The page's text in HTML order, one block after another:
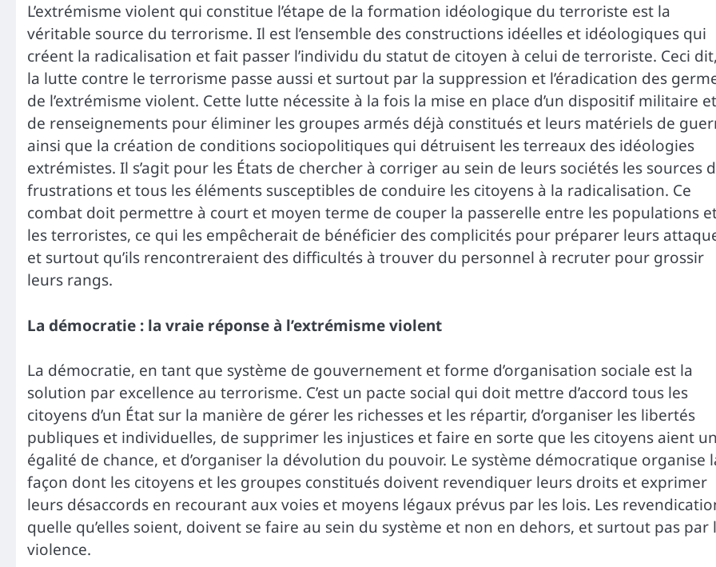
L’extrémisme violent qui constitue l’étape de la formation idéologique du terroriste est la
véritable source du terrorisme. Il est l’ensemble des constructions idéelles et idéologiques qui
créent la radicalisation et fait passer l’individu du statut de citoyen à celui de terroriste. Ceci dit,
la lutte contre le terrorisme passe aussi et surtout par la suppression et l’éradication des
de l’extrémisme violent. Cette lutte nécessite à la fois la mise en place d’un dispositif militaire et
de renseignements pour éliminer les groupes armés déjà constitués et leurs matériels de
ainsi que la création de conditions sociopolitiques qui détruisent les terreaux des idéologies
extrémistes. Il s’agit pour les États de chercher à corriger au sein de leurs sociétés les sources
frustrations et tous les éléments susceptibles de conduire les citoyens à la radicalisation. Ce
combat doit permettre à court et moyen terme de couper la passerelle entre les populations
les terroristes, ce qui les empêcherait de bénéficier des complicités pour préparer leurs
et surtout qu’ils rencontreraient des difficultés à trouver du personnel à recruter pour grossir
leurs rangs.
La démocratie : la vraie réponse à l’extrémisme violent
La démocratie, en tant que système de gouvernement et forme d’organisation sociale est la
solution par excellence au terrorisme. C’est un pacte social qui doit mettre d’accord tous les
citoyens d’un État sur la manière de gérer les richesses et les répartir, d’organiser les libertés
publiques et individuelles, de supprimer les injustices et faire en sorte que les citoyens aient
égalité de chance, et d’organiser la dévolution du pouvoir. Le système démocratique organise
façon dont les citoyens et les groupes constitués doivent revendiquer leurs droits et exprimer
leurs désaccords en recourant aux voies et moyens légaux prévus par les lois. Les
quelle qu’elles soient, doivent se faire au sein du système et non en dehors, et surtout pas par
violence.